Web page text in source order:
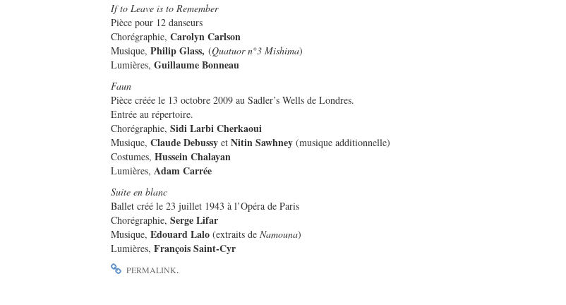
If to Leave is to Remember
Pièce pour 12 danseurs
Chorégraphie, Carolyn Carlson
Musique, Philip Glass, (Quatuor n°3 Mishima)
Lumières, Guillaume Bonneau
Faun
Pièce créée le 13 octobre 2009 au Sadler’s Wells de Londres.
Entrée au répertoire.
Chorégraphie, Sidi Larbi Cherkaoui
Musique, Claude Debussy et Nitin Sawhney (musique additionnelle)
Costumes, Hussein Chalayan
Lumières, Adam Carrée
Suite en blanc
Ballet créé le 23 juillet 1943 à l’Opéra de Paris
Chorégraphie, Serge Lifar
Musique, Edouard Lalo (extraits de Namouna)
Lumières, François Saint-Cyr
PERMALINK.